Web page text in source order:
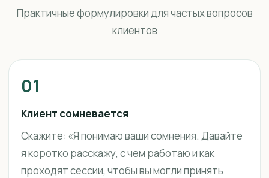
Практичные формулировки для частых вопросов
клиентов
01
Клиент сомневается
Скажите: «Я понимаю ваши сомнения. Давайте
я коротко расскажу, с чем работаю и как
проходят сессии, чтобы вы могли принять